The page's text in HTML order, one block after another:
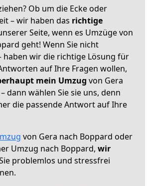
Ob um die Ecke oder
– wir haben das richtige
Seite, wenn es Umzüge von
geht! Wenn Sie nicht
haben wir die richtige Lösung für
auf Ihre Fragen wollen,
mein Umzug von Gera
dann wählen Sie sie uns, denn
die passende Antwort auf Ihre
von Gera nach Boppard oder
Umzug nach Boppard, wir
problemlos und stressfrei